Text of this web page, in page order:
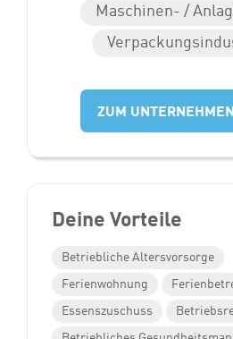
Maschinen- /
ZUM UNTERNEHMEN
Deine Vorteile
Betriebliche Altersvorsorge
Ferienwohnung
Essenszuschuss